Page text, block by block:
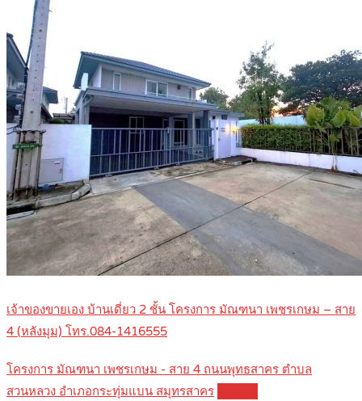
เจ้าของขายเอง บ้านเดี่ยว 2 ชั้น โครงการ มัณฑนา เพชรเกษม – สาย
4 (หลังมุม) โทร.084-1416555
โครงการ มัณฑนา เพชรเกษม - สาย 4 ถนนพุทธสาคร ตำบล
สวนหลวง อำเภอกระทุ่มแบน สมุทรสาคร